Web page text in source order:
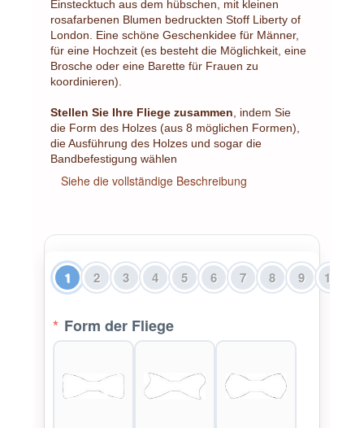
Einstecktuch aus dem hübschen, mit kleinen
rosafarbenen Blumen bedruckten Stoff Liberty of
London. Eine schöne Geschenkidee für Männer,
für eine Hochzeit (es besteht die Möglichkeit, eine
Brosche oder eine Barette für Frauen zu
koordinieren).
Stellen Sie Ihre Fliege zusammen , indem Sie
die Form des Holzes (aus 8 möglichen Formen),
die Ausführung des Holzes und sogar die
Bandbefestigung wählen
Siehe die vollständige Beschreibung
1 2 3 4 5 6 7 8 9 10
* Form der Fliege